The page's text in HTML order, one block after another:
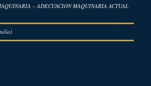
– ADECUACION MAQUINARIA ACTUAL